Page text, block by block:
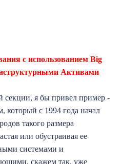
с использованием Big
Активами
секции, я бы привел пример -
который с 1994 года начал
такого размера
или обустраивая ее
системами и
скажем так, уже